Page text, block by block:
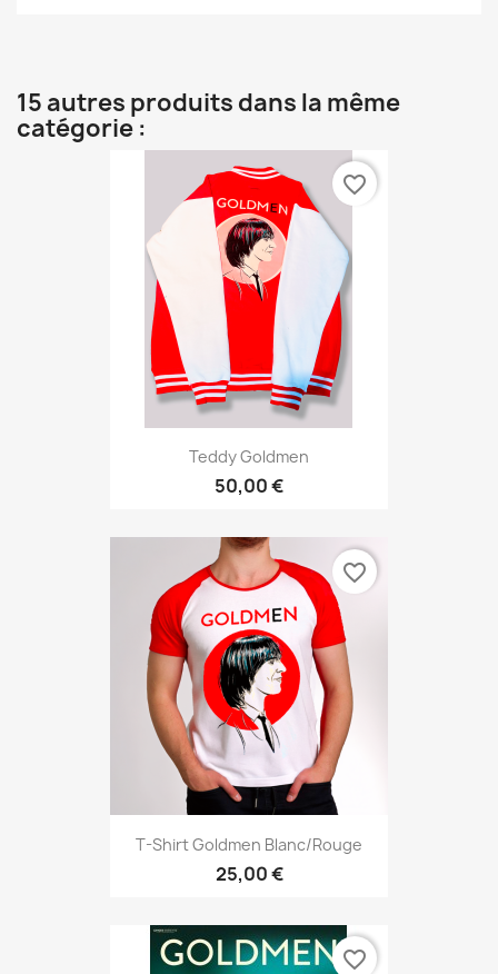
15 autres produits dans la même
catégorie :
Teddy Goldmen
50,00 €
favorite_border
T-Shirt Goldmen Blanc/rouge
25,00 €
favorite_border
favorite_border